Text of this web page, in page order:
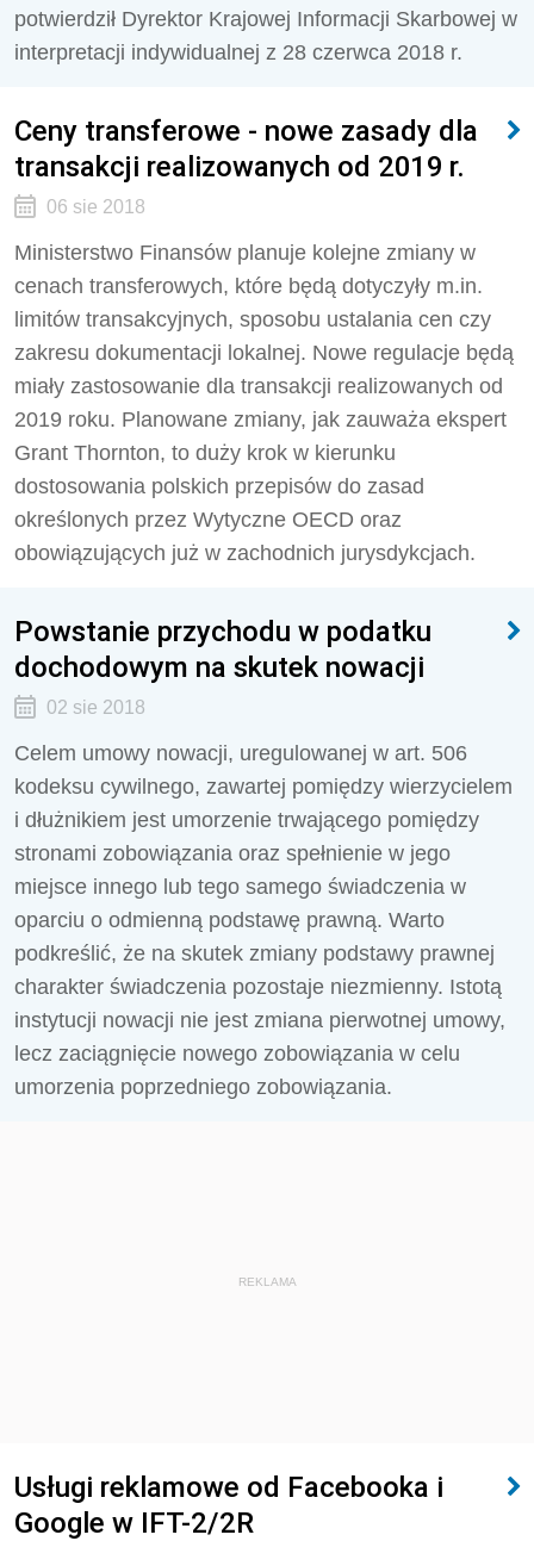
potwierdził Dyrektor Krajowej Informacji Skarbowej w
interpretacji indywidualnej z 28 czerwca 2018 r.
Ceny transferowe - nowe zasady dla
transakcji realizowanych od 2019 r.
06 sie 2018
Ministerstwo Finansów planuje kolejne zmiany w
cenach transferowych, które będą dotyczyły m.in.
limitów transakcyjnych, sposobu ustalania cen czy
zakresu dokumentacji lokalnej. Nowe regulacje będą
miały zastosowanie dla transakcji realizowanych od
2019 roku. Planowane zmiany, jak zauważa ekspert
Grant Thornton, to duży krok w kierunku
dostosowania polskich przepisów do zasad
określonych przez Wytyczne OECD oraz
obowiązujących już w zachodnich jurysdykcjach.
Powstanie przychodu w podatku
dochodowym na skutek nowacji
02 sie 2018
Celem umowy nowacji, uregulowanej w art. 506
kodeksu cywilnego, zawartej pomiędzy wierzycielem
i dłużnikiem jest umorzenie trwającego pomiędzy
stronami zobowiązania oraz spełnienie w jego
miejsce innego lub tego samego świadczenia w
oparciu o odmienną podstawę prawną. Warto
podkreślić, że na skutek zmiany podstawy prawnej
charakter świadczenia pozostaje niezmienny. Istotą
instytucji nowacji nie jest zmiana pierwotnej umowy,
lecz zaciągnięcie nowego zobowiązania w celu
umorzenia poprzedniego zobowiązania.
REKLAMA
Usługi reklamowe od Facebooka i
Google w IFT-2/2R